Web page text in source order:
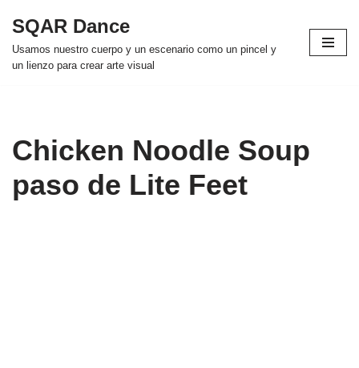
Skip
to
SQAR Dance
Usamos nuestro cuerpo y un escenario como un pincel y
un lienzo para crear arte visual
Chicken Noodle Soup
paso de Lite Feet